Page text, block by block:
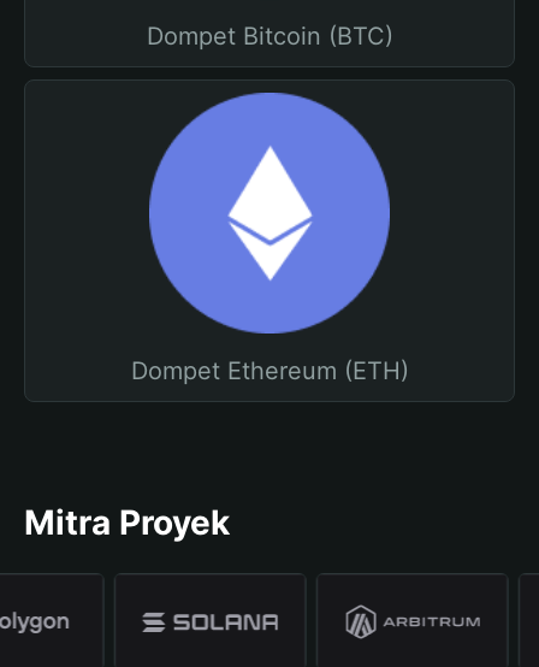
Dompet Bitcoin (BTC)
Dompet Ethereum (ETH)
Mitra Proyek